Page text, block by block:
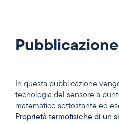
In questa pubblicazione
tecnologia del sensore a
matematico sottostante ed
Proprietà termofisiche di un